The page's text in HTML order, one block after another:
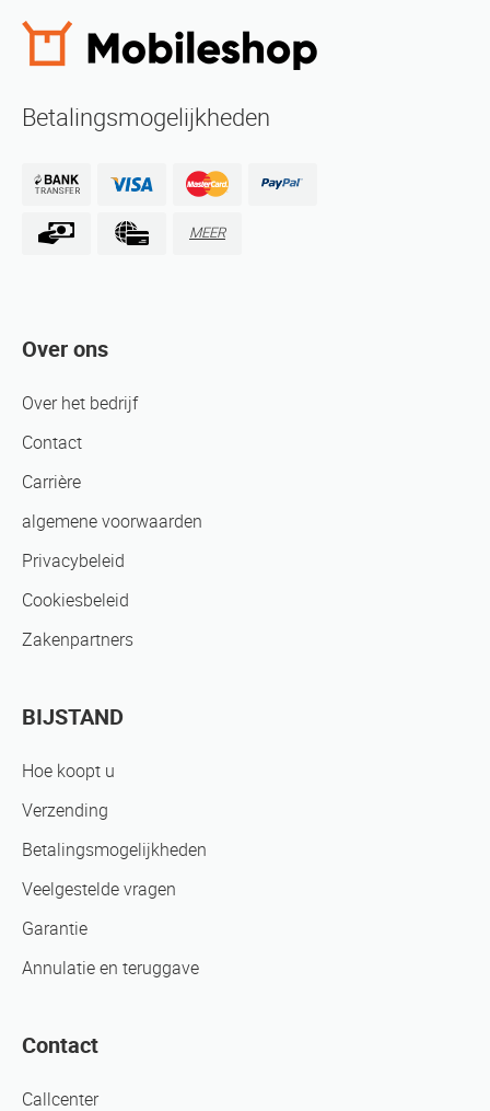
Betalingsmogelijkheden
MEER
Over ons
Over het bedrijf
Contact
Carrière
algemene voorwaarden
Privacybeleid
Cookiesbeleid
Zakenpartners
BIJSTAND
Hoe koopt u
Verzending
Betalingsmogelijkheden
Veelgestelde vragen
Garantie
Annulatie en teruggave
Contact
Callcenter